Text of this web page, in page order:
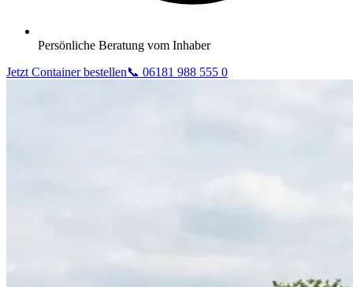
Persönliche Beratung vom Inhaber
Jetzt Container bestellen📞 06181 988 555 0